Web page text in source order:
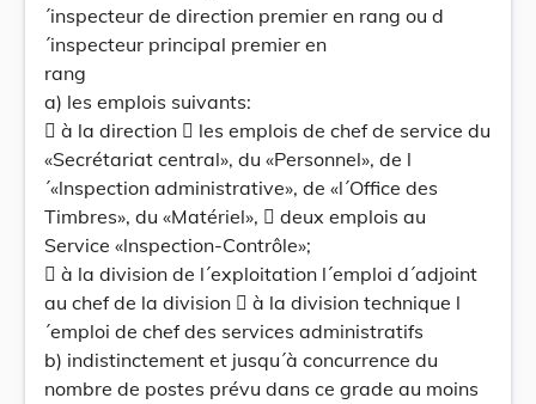
´inspecteur de direction premier en rang ou d
´inspecteur principal premier en
rang
a) les emplois suivants:
 à la direction  les emplois de chef de service du
«Secrétariat central», du «Personnel», de l
´«lnspection administrative», de «l´Office des
Timbres», du «Matériel»,  deux emplois au
Service «lnspection-Contrôle»;
 à la division de l´exploitation l´emploi d´adjoint
au chef de la division  à la division technique l
´emploi de chef des services administratifs
b) indistinctement et jusqu´à concurrence du
nombre de postes prévu dans ce grade au moins